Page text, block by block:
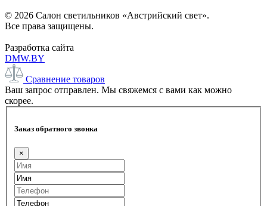
© 2026 Салон светильников «Австрийский свет».
Все права защищены.
Разработка сайта
DMW.BY
Сравнение товаров
Ваш запрос отправлен. Мы свяжемся с вами как можно
скорее.
Заказ обратного звонка
×